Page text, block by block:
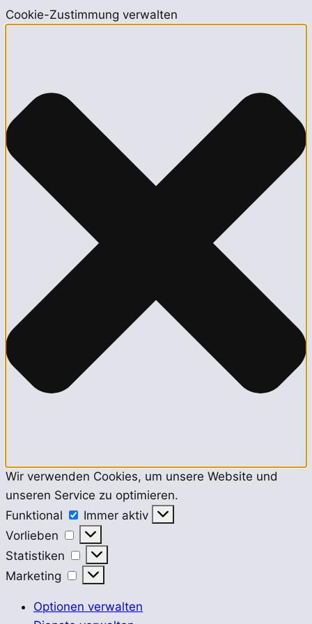
Cookie-Zustimmung verwalten
Wir verwenden Cookies, um unsere Website und
unseren Service zu optimieren.
Funktional
Funktional
Immer aktiv
Vorlieben
Vorlieben
Statistiken
Statistiken
Marketing
Marketing
Optionen verwalten